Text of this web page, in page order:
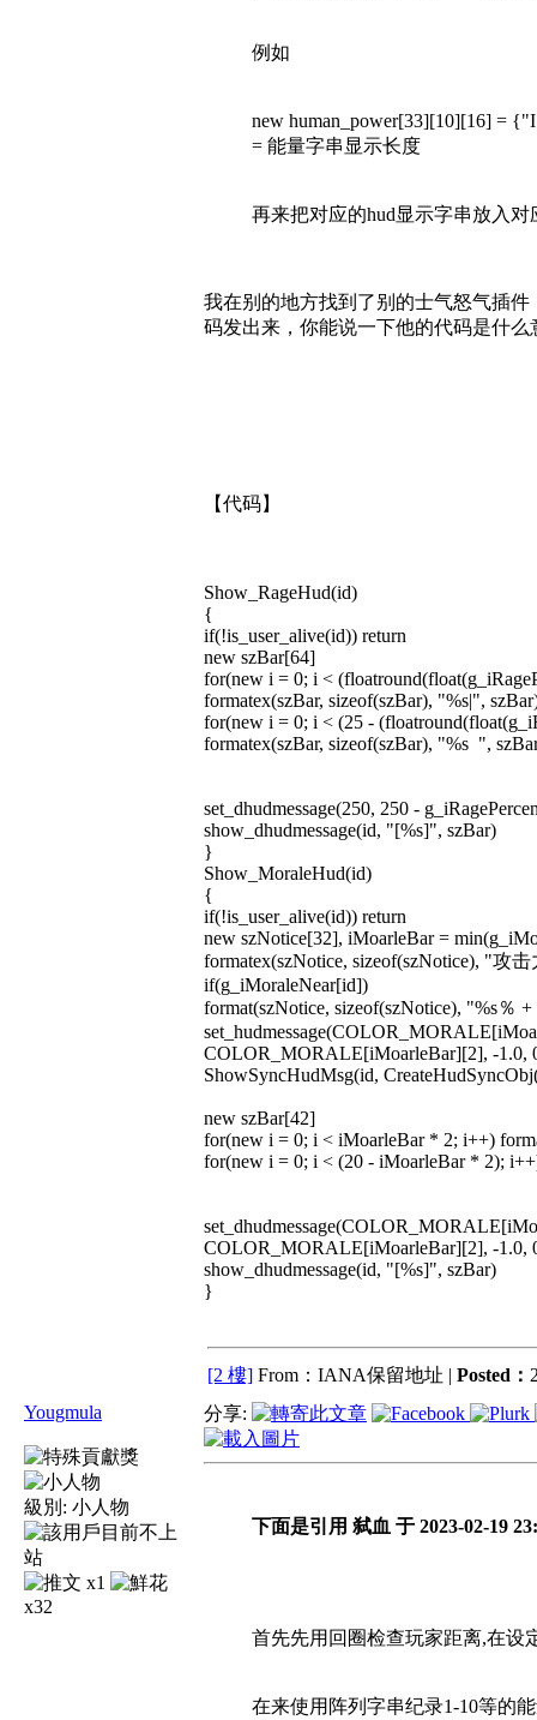
例如
new human_power[33][10][16] =
= 能量字串显示长度
再来把对应的hud显示字串放入
我在别的地方找到了别的士气怒气插
码发出来，你能说一下他的代码是什
【代码】
Show_RageHud(id)
{
if(!is_user_alive(id)) return
new szBar[64]
for(new i = 0; i <
formatex(szBar, sizeof(szBar), "%s|",
for(new i = 0; i < (25 -
formatex(szBar, sizeof(szBar), "%s ",
set_dhudmessage(250, 250 -
show_dhudmessage(id, "[%s]", szBar)
}
Show_MoraleHud(id)
{
if(!is_user_alive(id)) return
new szNotice[32], iMoarleBar =
formatex(szNotice, sizeof(szNotice), "攻
if(g_iMoraleNear[id])
format(szNotice, sizeof(szNotice), "%s％
COLOR_MORALE[iMoarleBar][2], -1.0,
ShowSyncHudMsg(id,
new szBar[42]
for(new i = 0; i < iMoarleBar * 2; i++)
for(new i = 0; i < (20 - iMoarleBar * 2);
COLOR_MORALE[iMoarleBar][2], -1.0,
show_dhudmessage(id, "[%s]", szBar)
}
[2 樓] From：IANA保留地址 | Posted：
Yougmula
級別: 小人物
x1
x32
分享:
下面是引用 弑血 于 2023-02-19
首先先用回圈检查玩家距离,在设
在来使用阵列字串纪录1-10等的